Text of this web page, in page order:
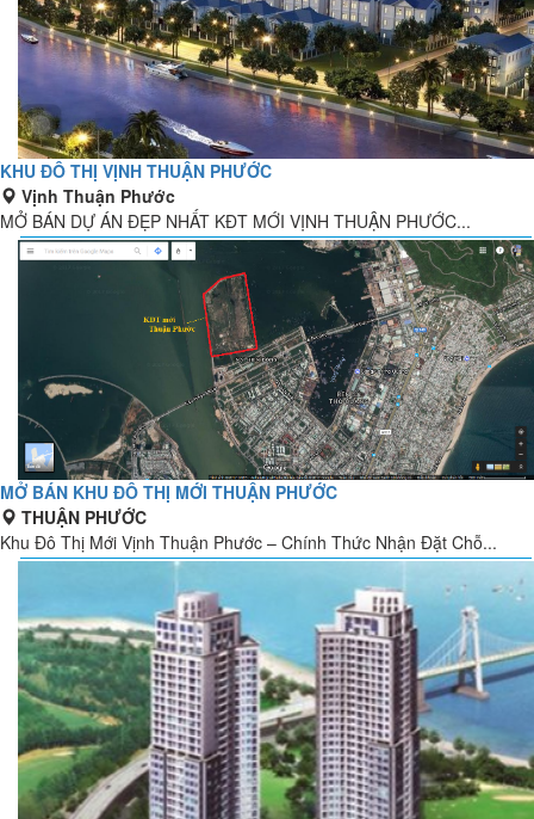
KHU ĐÔ THỊ VỊNH THUẬN PHƯỚC
Vịnh Thuận Phước
MỞ BÁN DỰ ÁN ĐẸP NHẤT KĐT MỚI VỊNH THUẬN PHƯỚC...
MỞ BÁN KHU ĐÔ THỊ MỚI THUẬN PHƯỚC
THUẬN PHƯỚC
Khu Đô Thị Mới Vịnh Thuận Phước – Chính Thức Nhận Đặt Chỗ...